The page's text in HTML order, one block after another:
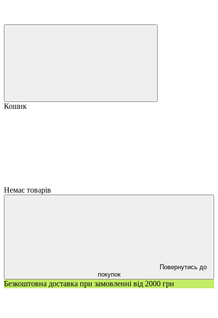
Кошик
Немає товарів
Повернутись до
покупок
Безкоштовна доставка при замовленні від 2000 грн